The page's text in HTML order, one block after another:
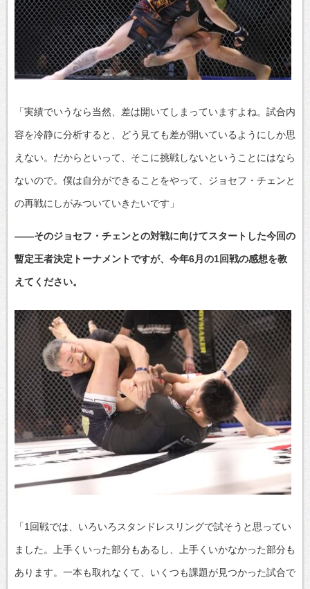
「実績でいうなら当然、差は開いてしまっていますよね。試合内
容を冷静に分析すると、どう見ても差が開いているようにしか思
えない。だからといって、そこに挑戦しないということにはなら
ないので。僕は自分ができることをやって、ジョセフ・チェンと
の再戦にしがみついていきたいです」
――そのジョセフ・チェンとの対戦に向けてスタートした今回の
暫定王者決定トーナメントですが、今年6月の1回戦の感想を教
えてください。
「1回戦では、いろいろスタンドレスリングで試そうと思ってい
ました。上手くいった部分もあるし、上手くいかなかった部分も
あります。一本も取れなくて、いくつも課題が見つかった試合で